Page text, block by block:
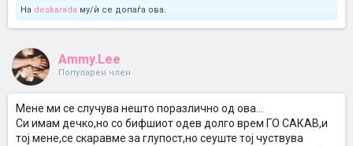
На deskarada му/ѝ се допаѓа ова.
Ammy.Lee
Популарен член
Мене ми се случува нешто поразлично од ова...
Си имам дечко,но со бифшиот одев долго врем ГО САКАВ,и
тој мене,се скаравме за глупост,но сеуште тој чуствува